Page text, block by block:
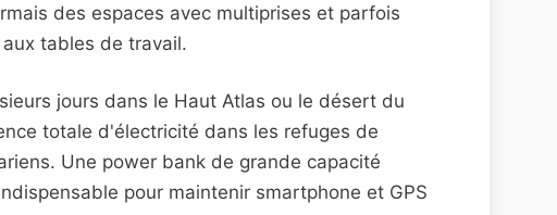
des espaces avec multiprises et parfois
tables de travail.
jours dans le Haut Atlas ou le désert du
totale d'électricité dans les refuges de
Une power bank de grande capacité
pour maintenir smartphone et GPS